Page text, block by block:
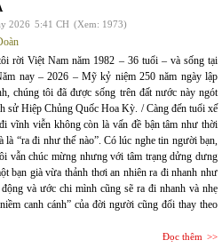
2026 5:41 CH (Xem: 1973)
rời Việt Nam năm 1982 – 36 tuổi – và sống tại
nay – 2026 – Mỹ kỷ niệm 250 năm ngày lập
chúng tôi đã được sống trên đất nước này ngót
sử Hiệp Chủng Quốc Hoa Kỳ. / Càng đến tuổi xế
vĩnh viễn không còn là vấn đề bận tâm như thời
là “ra đi như thế nào”. Có lúc nghe tin người bạn,
vẫn chúc mừng nhưng với tâm trạng dửng dưng
bạn già vừa thảnh thơi an nhiên ra đi nhanh như
và ước chi mình cũng sẽ ra đi nhanh và nhẹ
canh cánh” của đời người cũng đổi thay theo
Đọc thêm